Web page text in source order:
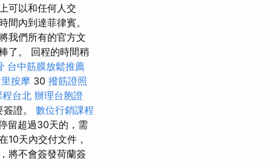
可以和任何人交
內到達菲律賓。
我們所有的官方文
了。 回程的時間稍
台中筋膜放鬆推薦
里按摩 30 撥筋證照
台北 辦理台胞證
證。 數位行銷課程
留超過30天的，需
10天內交付文件，
將不會簽發荷蘭簽